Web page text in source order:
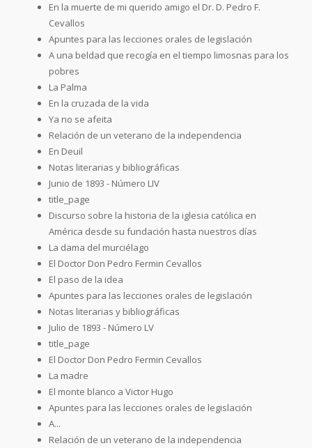
En la muerte de mi querido amigo el Dr. D. Pedro F.
Cevallos
Apuntes para las lecciones orales de legislación
A una beldad que recogía en el tiempo limosnas para los
pobres
La Palma
En la cruzada de la vida
Ya no se afeita
Relación de un veterano de la independencia
En Deuil
Notas literarias y bibliográficas
Junio de 1893 - Número LIV
title_page
Discurso sobre la historia de la iglesia católica en
América desde su fundación hasta nuestros días
La dama del murciélago
El Doctor Don Pedro Fermin Cevallos
El paso de la idea
Apuntes para las lecciones orales de legislación
Notas literarias y bibliográficas
Julio de 1893 - Número LV
title_page
El Doctor Don Pedro Fermin Cevallos
La madre
El monte blanco a Victor Hugo
Apuntes para las lecciones orales de legislación
A...
Relación de un veterano de la independencia